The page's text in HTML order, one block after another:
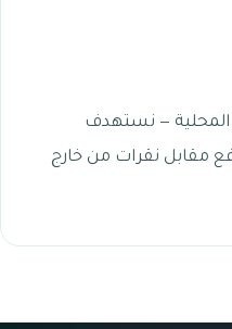
المحلية — نستهدف
مقابل نقرات من خارج